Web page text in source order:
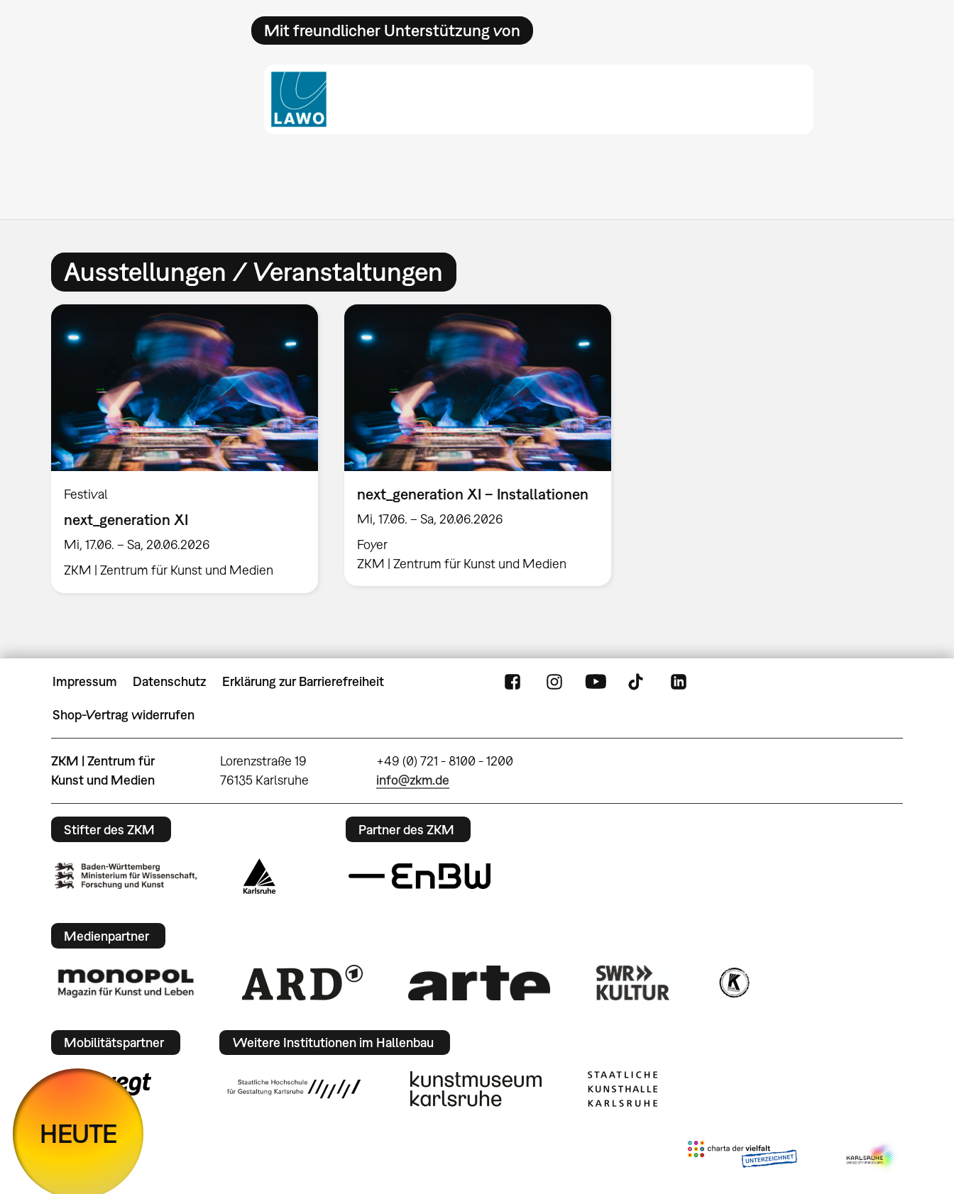
Mit freundlicher Unterstützung von
Ausstellungen / Veranstaltungen
Festival
next_generation XI
Mi, 17.06. – Sa, 20.06.2026
ZKM | Zentrum für Kunst und Medien
next_generation XI – Installationen
Mi, 17.06. – Sa, 20.06.2026
Foyer
ZKM | Zentrum für Kunst und Medien
Impressum Datenschutz Erklärung zur Barrierefreiheit
Shop-Vertrag widerrufen
ZKM | Zentrum für
Kunst und Medien
Lorenzstraße 19
76135 Karlsruhe
+49 (0) 721 - 8100 - 1200
info@zkm.de
Stifter des ZKM Partner des ZKM
Medienpartner
Mobilitätspartner Weitere Institutionen im Hallenbau
HEUTE